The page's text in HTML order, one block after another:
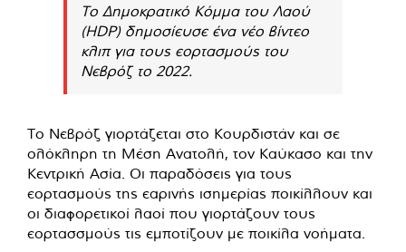
Το Δημοκρατικό Κόμμα του Λαού
(HDP) δημοσίευσε ένα νέο βίντεο
κλιπ για τους εορτασμούς του
Νεβρόζ το 2022.
Το Νεβρόζ γιορτάζεται στο Κουρδιστάν και σε
ολόκληρη τη Μέση Ανατολή, τον Καύκασο και την
Κεντρική Ασία. Οι παραδόσεις για τους
εορτασμούς της εαρινής ισημερίας ποικίλλουν και
οι διαφορετικοί λαοί που γιορτάζουν τους
εορτασσμούς τις εμποτίζουν με ποικίλα νοήματα.